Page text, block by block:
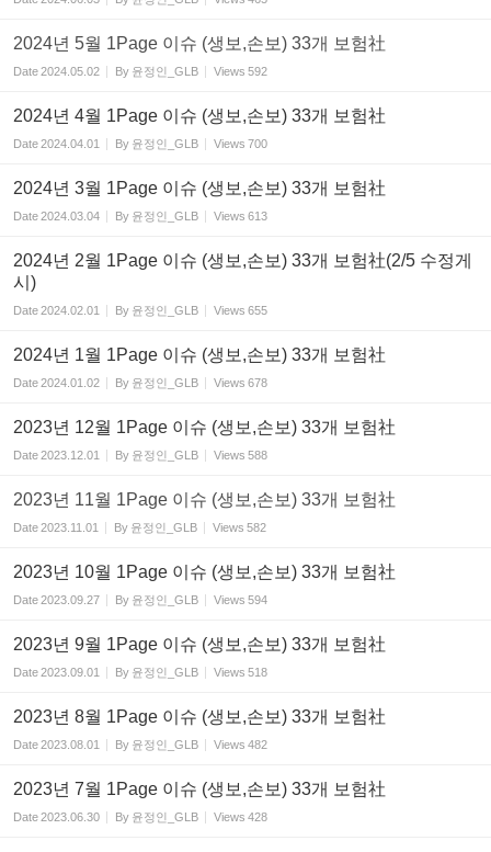
2024년 5월 1Page 이슈 (생보,손보) 33개 보험社
Date2024.05.02 By 윤정인_GLB Views 592
2024년 4월 1Page 이슈 (생보,손보) 33개 보험社
Date2024.04.01 By 윤정인_GLB Views 700
2024년 3월 1Page 이슈 (생보,손보) 33개 보험社
Date2024.03.04 By 윤정인_GLB Views 613
2024년 2월 1Page 이슈 (생보,손보) 33개 보험社(2/5 수정게
시)
Date2024.02.01 By 윤정인_GLB Views 655
2024년 1월 1Page 이슈 (생보,손보) 33개 보험社
Date2024.01.02 By 윤정인_GLB Views 678
2023년 12월 1Page 이슈 (생보,손보) 33개 보험社
Date2023.12.01 By 윤정인_GLB Views 588
2023년 11월 1Page 이슈 (생보,손보) 33개 보험社
Date2023.11.01 By 윤정인_GLB Views 582
2023년 10월 1Page 이슈 (생보,손보) 33개 보험社
Date2023.09.27 By 윤정인_GLB Views 594
2023년 9월 1Page 이슈 (생보,손보) 33개 보험社
Date2023.09.01 By 윤정인_GLB Views 518
2023년 8월 1Page 이슈 (생보,손보) 33개 보험社
Date2023.08.01 By 윤정인_GLB Views 482
2023년 7월 1Page 이슈 (생보,손보) 33개 보험社
Date2023.06.30 By 윤정인_GLB Views 428